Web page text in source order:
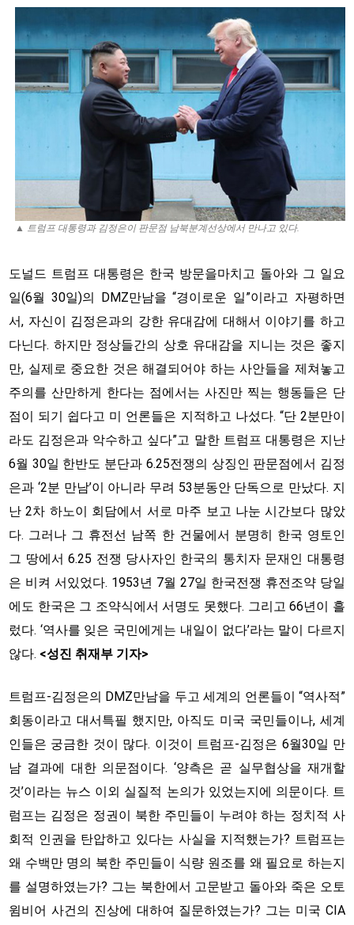
▲ 트럼프 대통령과 김정은이 판문점 남북분계선상에서 만나고 있다.
도널드 트럼프 대통령은 한국 방문을마치고 돌아와 그 일요
일(6월 30일)의 DMZ만남을 “경이로운 일”이라고 자평하면
서, 자신이 김정은과의 강한 유대감에 대해서 이야기를 하고
다닌다. 하지만 정상들간의 상호 유대감을 지니는 것은 좋지
만, 실제로 중요한 것은 해결되어야 하는 사안들을 제쳐놓고
주의를 산만하게 한다는 점에서는 사진만 찍는 행동들은 단
점이 되기 쉽다고 미 언론들은 지적하고 나섰다. “단 2분만이
라도 김정은과 악수하고 싶다”고 말한 트럼프 대통령은 지난
6월 30일 한반도 분단과 6․25전쟁의 상징인 판문점에서 김정
은과 ‘2분 만남’이 아니라 무려 53분동안 단독으로 만났다. 지
난 2차 하노이 회담에서 서로 마주 보고 나눈 시간보다 많았
다. 그러나 그 휴전선 남쪽 한 건물에서 분명히 한국 영토인
그 땅에서 6․25 전쟁 당사자인 한국의 통치자 문재인 대통령
은 비켜 서있었다. 1953년 7월 27일 한국전쟁 휴전조약 당일
에도 한국은 그 조약식에서 서명도 못했다. 그리고 66년이 흘
렀다. ‘역사를 잊은 국민에게는 내일이 없다’라는 말이 다르지
않다. <성진 취재부 기자>
트럼프-김정은의 DMZ만남을 두고 세계의 언론들이 “역사적”
회동이라고 대서특필 했지만, 아직도 미국 국민들이나, 세계
인들은 궁금한 것이 많다. 이것이 트럼프-김정은 6월30일 만
남 결과에 대한 의문점이다. ‘양측은 곧 실무협상을 재개할
것’이라는 뉴스 이외 실질적 논의가 있었는지에 의문이다. 트
럼프는 김정은 정권이 북한 주민들이 누려야 하는 정치적 사
회적 인권을 탄압하고 있다는 사실을 지적했는가? 트럼프는
왜 수백만 명의 북한 주민들이 식량 원조를 왜 필요로 하는지
를 설명하였는가? 그는 북한에서 고문받고 돌아와 죽은 오토
윔비어 사건의 진상에 대하여 질문하였는가? 그는 미국 CIA